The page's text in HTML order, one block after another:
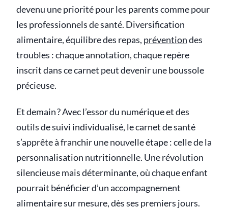
devenu une priorité pour les parents comme pour
les professionnels de santé. Diversification
alimentaire, équilibre des repas, préventiondes
troubles : chaque annotation, chaque repère
inscrit dans ce carnet peut devenir une boussole
précieuse.
Et demain ? Avec l’essor du numérique et des
outils de suivi individualisé, le carnet de santé
s’apprête à franchir une nouvelle étape : celle de la
personnalisation nutritionnelle. Une révolution
silencieuse mais déterminante, où chaque enfant
pourrait bénéficier d’un accompagnement
alimentaire sur mesure, dès ses premiers jours.